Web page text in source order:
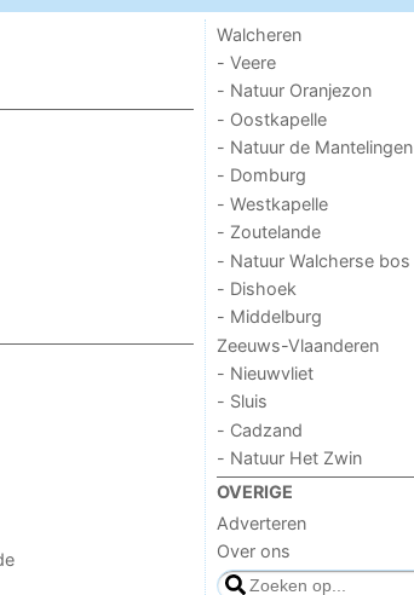
Walcheren
- Veere
- Natuur Oranjezon
- Oostkapelle
- Natuur de Mantelingen
- Domburg
- Westkapelle
- Zoutelande
- Natuur Walcherse bos
- Dishoek
- Middelburg
Zeeuws-Vlaanderen
- Nieuwvliet
- Sluis
- Cadzand
- Natuur Het Zwin
OVERIGE
Adverteren
Over ons